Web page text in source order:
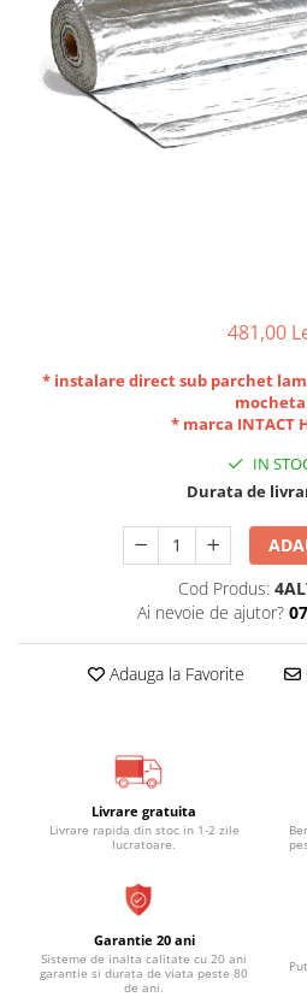
481,00
* instalare direct sub parchet
mocheta
* marca INTACT
IN
Durata de
Cod Produs:
Ai nevoie de ajutor?
Adauga la Favorite
Livrare gratuita
Livrare rapida din stoc in 1-2 zile
lucratoare.
Garantie 20 ani
Sisteme de inalta calitate cu 20 ani
garantie si durata de viata peste 80
de ani.